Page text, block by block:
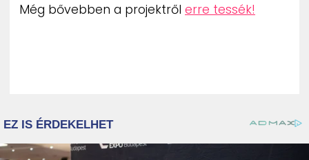
Még bővebben a projektről erre tessék!